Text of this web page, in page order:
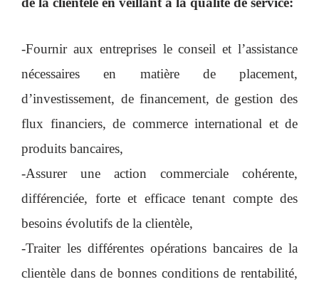
-Fournir aux entreprises le conseil et l’assistance
nécessaires en matière de placement,
d’investissement, de financement, de gestion des
flux financiers, de commerce international et de
produits bancaires,
-Assurer une action commerciale cohérente,
différenciée, forte et efficace tenant compte des
besoins évolutifs de la clientèle,
-Traiter les différentes opérations bancaires de la
clientèle dans de bonnes conditions de rentabilité,